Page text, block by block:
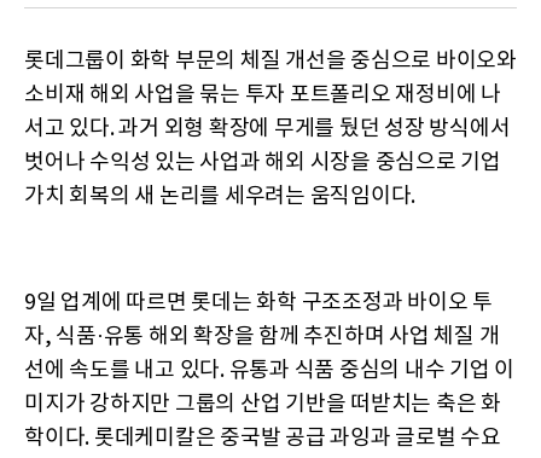
롯데그룹이 화학 부문의 체질 개선을 중심으로 바이오와
소비재 해외 사업을 묶는 투자 포트폴리오 재정비에 나
서고 있다. 과거 외형 확장에 무게를 뒀던 성장 방식에서
벗어나 수익성 있는 사업과 해외 시장을 중심으로 기업
가치 회복의 새 논리를 세우려는 움직임이다.
9일 업계에 따르면 롯데는 화학 구조조정과 바이오 투
자, 식품·유통 해외 확장을 함께 추진하며 사업 체질 개
선에 속도를 내고 있다. 유통과 식품 중심의 내수 기업 이
미지가 강하지만 그룹의 산업 기반을 떠받치는 축은 화
학이다. 롯데케미칼은 중국발 공급 과잉과 글로벌 수요